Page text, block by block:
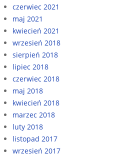
czerwiec 2021
maj 2021
kwiecień 2021
wrzesień 2018
sierpień 2018
lipiec 2018
czerwiec 2018
maj 2018
kwiecień 2018
marzec 2018
luty 2018
listopad 2017
wrzesień 2017